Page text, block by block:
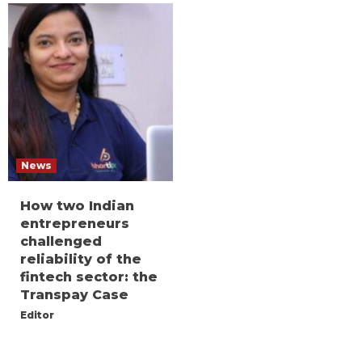
News
How two Indian
entrepreneurs
challenged
reliability of the
fintech sector: the
Transpay Case
Editor